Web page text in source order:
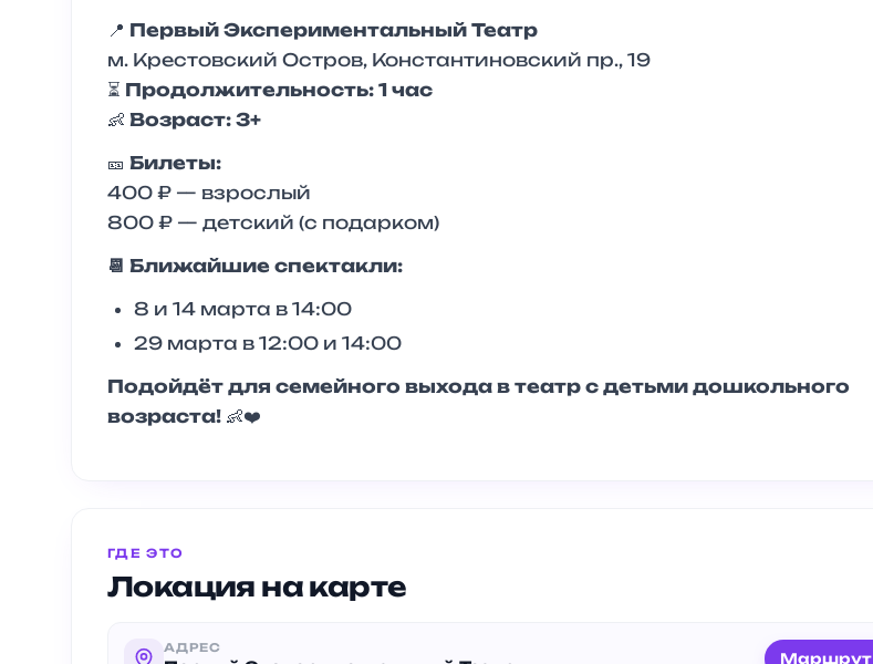
📍 Первый Экспериментальный Театр
м. Крестовский Остров, Константиновский пр., 19
⏳ Продолжительность: 1 час
👶 Возраст: 3+
🎫 Билеты:
400 ₽ — взрослый
800 ₽ — детский (с подарком)
📆 Ближайшие спектакли:
8 и 14 марта в 14:00
29 марта в 12:00 и 14:00
Подойдёт для семейного выхода в театр с детьми дошкольного
возраста! 👶❤️
ГДЕ ЭТО
Локация на карте
АДРЕС
Маршрут